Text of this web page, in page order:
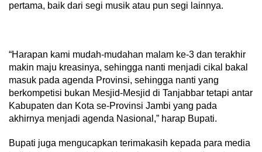
pertama, baik dari segi musik atau pun segi lainnya.
“Harapan kami mudah-mudahan malam ke-3 dan terakhir
makin maju kreasinya, sehingga nanti menjadi cikal bakal
masuk pada agenda Provinsi, sehingga nanti yang
berkompetisi bukan Mesjid-Mesjid di Tanjabbar tetapi antar
Kabupaten dan Kota se-Provinsi Jambi yang pada
akhirnya menjadi agenda Nasional,” harap Bupati.
Bupati juga mengucapkan terimakasih kepada para media